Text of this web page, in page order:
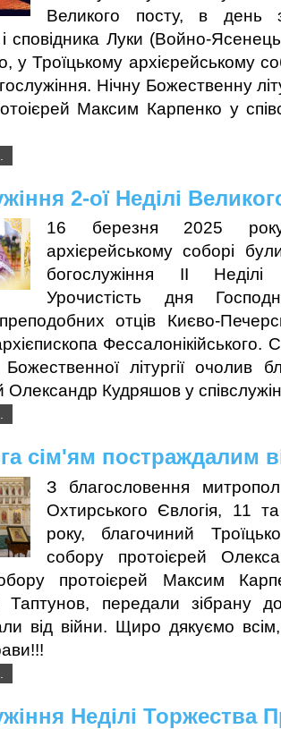
Великого посту, в день
сповідника Луки (Войно-
у Троїцькому архієрейському
Нічну Божественну
Максим Карпенко у
2-ої Неділі
16 березня 2025
архієрейському соборі
богослужіння ІІ
Урочистість дня
отців Києво-
Фессалонікійського.
літургії очолив
Олександр Кудряшов у
сім'ям постраждалим
З благословення
Охтирського Євлогія, 11
року, благочиний
собору протоієрей
протоієрей Максим
Таптунов, передали зібрану
від війни. Щиро дякуємо
Неділі Торжества